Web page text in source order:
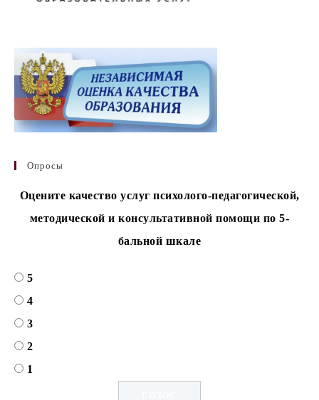
Опросы
Оцените качество услуг психолого-педагогической,
методической и консультативной помощи по 5-
бальной шкале
5
4
3
2
1